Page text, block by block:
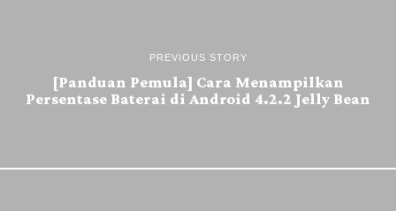
PREVIOUS STORY
[Panduan Pemula] Cara Menampilkan
Persentase Baterai di Android 4.2.2 Jelly Bean